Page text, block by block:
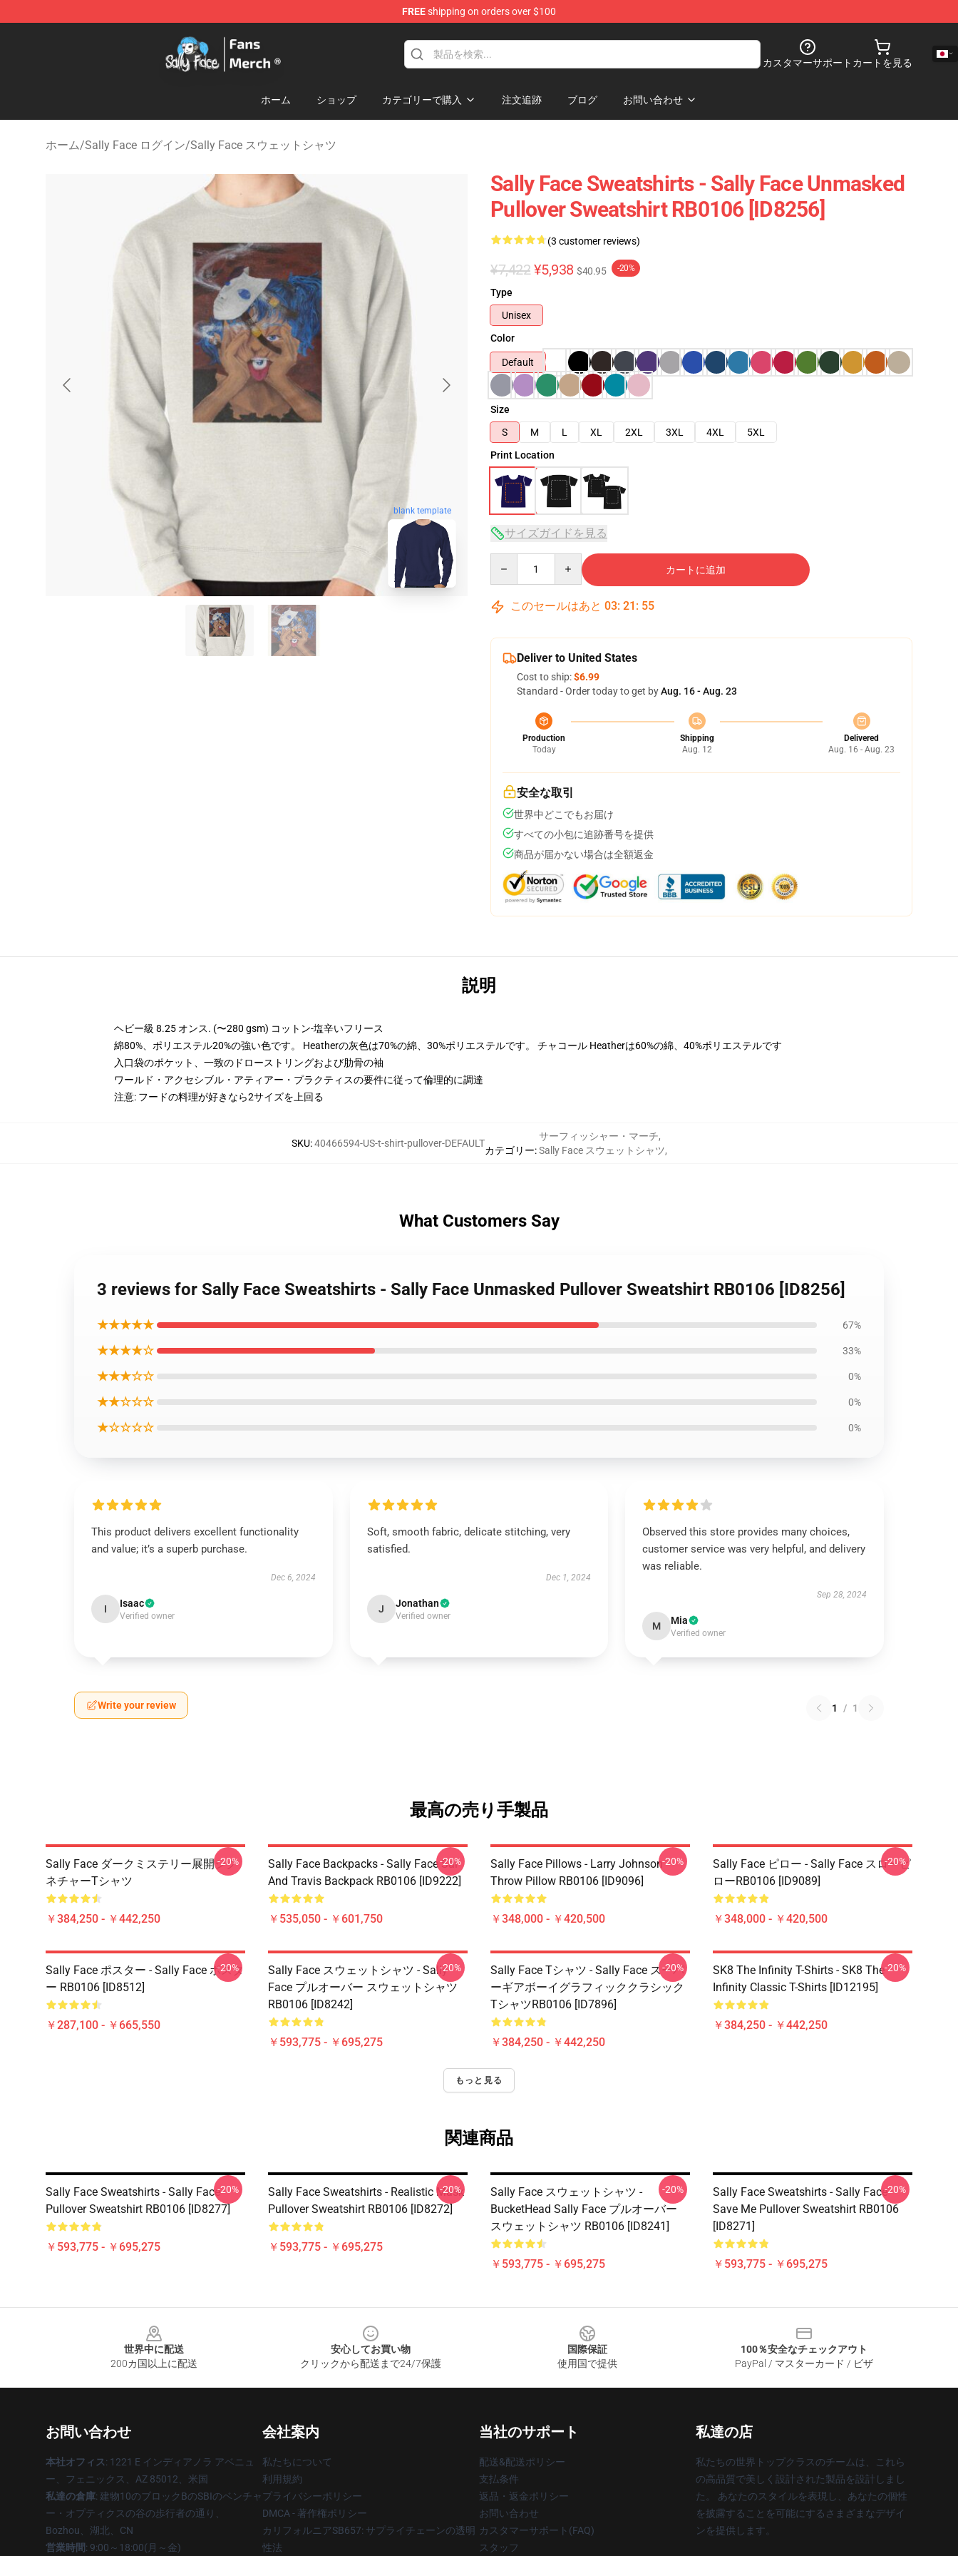
FREEshipping on orders over $100
Sally Face Store - Official Sally Face Merchandise Shop
カスタマーサポート カートを見る
ホーム ショップ カテゴリーで購入 注文追跡 ブログ お問い合わせ
ホーム/Sally Face ログイン/Sally Face スウェットシャツ
blank template
Sally Face Sweatshirts - Sally Face Unmasked
Pullover Sweatshirt RB0106 [ID8256]
(3 customer reviews)
¥7,422 ¥5,938 $40.95 -20%
Type
Unisex
Color
Default
Size
S
M L XL 2XL 3XL 4XL
5XL
Print Location
サイズガイドを見る
カートに追加
このセールはあと 03: 21 : 54
Deliver to United States
Cost to ship:$6.99
Standard - Order today to get byAug. 16 - Aug. 23
Production
Today
Shipping
Aug. 12
Delivered
Aug. 16 - Aug. 23
安全な取引
世界中どこでもお届け
すべての小包に追跡番号を提供
商品が届かない場合は全額返金
説明
ヘビー級 8.25 オンス. (〜280 gsm) コットン-塩辛いフリース
綿80%、ポリエステル20%の強い色です。 Heatherの灰色は70%の綿、30%ポリエステルです。 チャコール Heatherは60%の綿、40%ポリエステルです
入口袋のポケット、一致のドローストリングおよび肋骨の袖
ワールド・アクセシブル・アティアー・プラクティスの要件に従って倫理的に調達
注意: フードの料理が好きなら2サイズを上回る
SKU:40466594-US-t-shirt-pullover-DEFAULT
カテゴリー:
サーフィッシャー・マーチ,
Sally Face スウェットシャツ,
What Customers Say
3 reviews for Sally Face Sweatshirts - Sally Face Unmasked Pullover Sweatshirt RB0106 [ID8256]
★★★★★ 67%
★★★★☆ 33%
★★★☆☆ 0%
★★☆☆☆ 0%
★☆☆☆☆ 0%
This product delivers excellent functionality
and value; it’s a superb purchase.
Dec 6, 2024
I Isaac
Verified owner
Soft, smooth fabric, delicate stitching, very
satisfied.
Dec 1, 2024
J Jonathan
Verified owner
Observed this store provides many choices,
customer service was very helpful, and delivery
was reliable.
Sep 28, 2024
M Mia
Verified owner
Write your review 1 / 1
最高の売り手製品
Sally Face ダークミステリー展開シグ
ネチャーTシャツ
￥384,250 - ￥442,250
-20%
Sally Face Backpacks - Sally Face Sal
And Travis Backpack RB0106 [ID9222]
￥535,050 - ￥601,750
-20%
Sally Face Pillows - Larry Johnson
Throw Pillow RB0106 [ID9096]
￥348,000 - ￥420,500
-20%
Sally Face ピロー - Sally Face スローピ
ローRB0106 [ID9089]
￥348,000 - ￥420,500
-20%
Sally Face ポスター - Sally Face ポスタ
ー RB0106 [ID8512]
￥287,100 - ￥665,550
-20%
Sally Face スウェットシャツ - Sally
Face プルオーバー スウェットシャツ
RB0106 [ID8242]
￥593,775 - ￥695,275
-20%
Sally Face Tシャツ - Sally Face スーパ
ーギアボーイグラフィッククラシック
TシャツRB0106 [ID7896]
￥384,250 - ￥442,250
-20%
SK8 The Infinity T-Shirts - SK8 The
Infinity Classic T-Shirts [ID12195]
￥384,250 - ￥442,250
-20%
もっと見る
関連商品
Sally Face Sweatshirts - Sally Face
Pullover Sweatshirt RB0106 [ID8277]
￥593,775 - ￥695,275
-20%
Sally Face Sweatshirts - Realistic Mask
Pullover Sweatshirt RB0106 [ID8272]
￥593,775 - ￥695,275
-20%
Sally Face スウェットシャツ -
BucketHead Sally Face プルオーバー
スウェットシャツ RB0106 [ID8241]
￥593,775 - ￥695,275
-20%
Sally Face Sweatshirts - Sally Face
Save Me Pullover Sweatshirt RB0106
[ID8271]
￥593,775 - ￥695,275
-20%
世界中に配送
200カ国以上に配送
安心してお買い物
クリックから配送まで24/7保護
国際保証
使用国で提供
100％安全なチェックアウト
PayPal / マスターカード / ビザ
お問い合わせ
本社オフィス: 1221 E インディアノラ アベニュ
ー、フェニックス、AZ 85012、米国
私達の倉庫: 建物10のブロックBのSBIのベンチャ
ー・オプティクスの谷の歩行者の通り、
Bozhou、湖北、CN
営業時間: 9:00～18:00(月～金)
会社案内
私たちについて
利用規約
プライバシーポリシー
DMCA - 著作権ポリシー
カリフォルニアSB657: サプライチェーンの透明
性法
当社のサポート
配送&配送ポリシー
支払条件
返品・返金ポリシー
お問い合わせ
カスタマーサポート(FAQ)
スタッフ
私達の店
私たちの世界トップクラスのチームは、これら
の高品質で美しく設計された製品を設計しまし
た。 あなたのスタイルを表現し、あなたの個性
を披露することを可能にするさまざまなデザイ
ンを提供します。